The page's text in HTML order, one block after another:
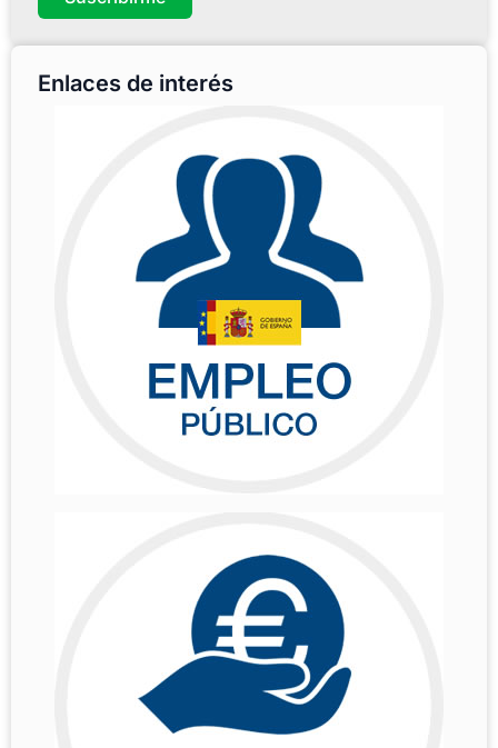
Enlaces de interés